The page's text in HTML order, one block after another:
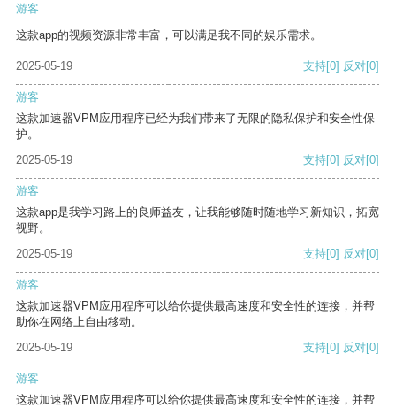
游客
这款app的视频资源非常丰富，可以满足我不同的娱乐需求。
2025-05-19 支持[0] 反对[0]
游客
这款加速器VPM应用程序已经为我们带来了无限的隐私保护和安全性保
护。
2025-05-19
支持[0] 反对[0]
游客
这款app是我学习路上的良师益友，让我能够随时随地学习新知识，拓宽
视野。
2025-05-19
支持[0] 反对[0]
游客
这款加速器VPM应用程序可以给你提供最高速度和安全性的连接，并帮
助你在网络上自由移动。
2025-05-19
支持[0] 反对[0]
游客
这款加速器VPM应用程序可以给你提供最高速度和安全性的连接，并帮